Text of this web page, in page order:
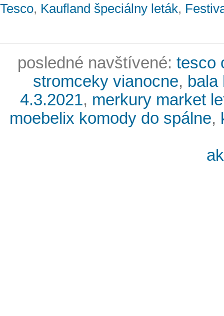
Tesco, Kaufland špeciálny leták,
posledné navštívené: tesco
stromceky vianocne, bala
4.3.2021, merkury market
moebelix komody do spálne,